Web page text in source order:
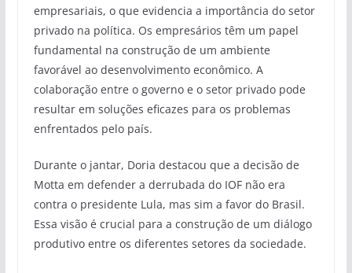
empresariais, o que evidencia a importância do setor
privado na política. Os empresários têm um papel
fundamental na construção de um ambiente
favorável ao desenvolvimento econômico. A
colaboração entre o governo e o setor privado pode
resultar em soluções eficazes para os problemas
enfrentados pelo país.
Durante o jantar, Doria destacou que a decisão de
Motta em defender a derrubada do IOF não era
contra o presidente Lula, mas sim a favor do Brasil.
Essa visão é crucial para a construção de um diálogo
produtivo entre os diferentes setores da sociedade.